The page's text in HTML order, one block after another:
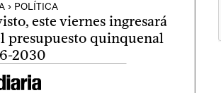
› POLÍTICA
este viernes ingresará
presupuesto quinquenal
2030